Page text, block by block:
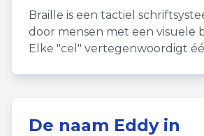
Braille is een tactiel
door mensen met een visuele
Elke "cel" vertegenwoordigt
De naam Eddyin